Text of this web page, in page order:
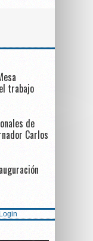
trabajo
de
Carlos
Login